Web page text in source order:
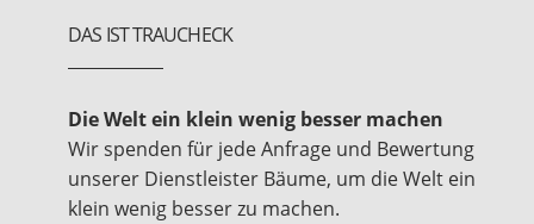
DAS IST TRAUCHECK
Die Welt ein klein wenig besser machen
Wir spenden für jede Anfrage und Bewertung
unserer Dienstleister Bäume, um die Welt ein
klein wenig besser zu machen.